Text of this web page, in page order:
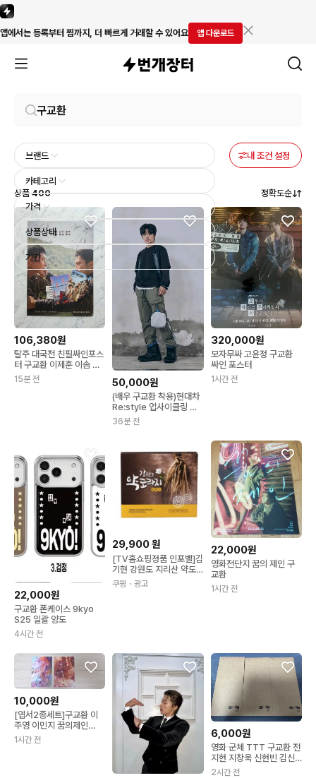
앱에서는 등록부터 찜까지, 더 빠르게 거래할 수 있어요 앱 다운로드
브랜드
카테고리
가격
상품상태
기간
내 조건 설정
상품 400 정확도순
106,380원
탈주 대국전 친필싸인포스
터 구교환 이제훈 이솜 홍
사빈 이종필 영화 메기 모
가디슈 포스터 전단지 팜
15분 전 50,000원
(배우 구교환 착용)현대차
Re:style 업사이클링 스
웨트셔츠
36분 전
320,000원
모자무싸 고윤정 구교환
싸인 포스터
1시간 전
22,000원
구교환 폰케이스 9kyo
S25 일괄 양도
4시간 전
29,900원
[TV홈쇼핑정품 인포벨]김
기현 강원도 지리산 약도
라지 진액고 간편 스틱 겨
울 목 건강 최정원 최주봉
쿠팡 ・광고
22,000원
영화전단지 꿈의 제인 구
교환
1시간 전
10,000원
[엽서2종세트]구교환 이
주영 이민지 꿈의제인
(2017년)
1시간 전
6,000원
영화 군체 TTT 구교환 전
지현 지창욱 신현빈 김신
록
2시간 전